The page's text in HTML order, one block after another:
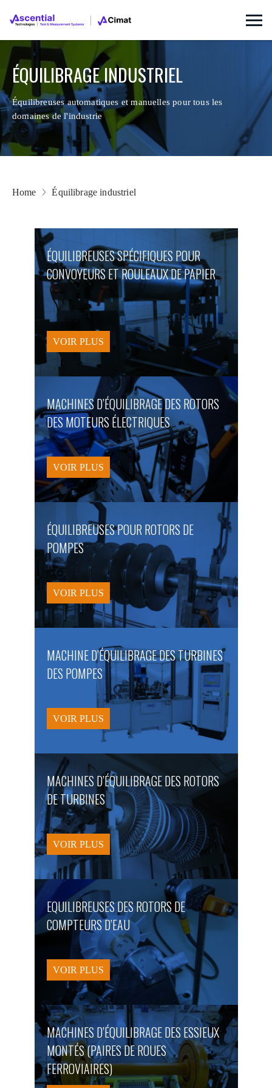
ÉQUILIBRAGE INDUSTRIEL
Équilibreuses automatiques et manuelles pour tous les
domaines de l'industrie
Home Équilibrage industriel
ÉQUILIBREUSES SPÉCIFIQUES POUR
CONVOYEURS ET ROULEAUX DE PAPIER
VOIR PLUS
MACHINES D’ÉQUILIBRAGE DES ROTORS
DES MOTEURS ÉLECTRIQUES
VOIR PLUS
ÉQUILIBREUSES POUR ROTORS DE
POMPES
VOIR PLUS
MACHINE D’ÉQUILIBRAGE DES TURBINES
DES POMPES
VOIR PLUS
MACHINES D’ÉQUILIBRAGE DES ROTORS
DE TURBINES
VOIR PLUS
EQUILIBREUSES DES ROTORS DE
COMPTEURS D’EAU
VOIR PLUS
MACHINES D’ÉQUILIBRAGE DES ESSIEUX
MONTÉS (PAIRES DE ROUES
FERROVIAIRES)